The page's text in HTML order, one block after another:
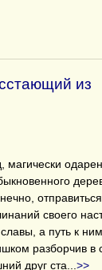
из
магически
своего
а путь к
разборчив в
друг ста
>>